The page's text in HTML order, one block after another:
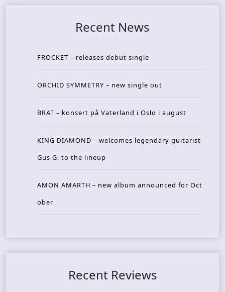
Recent News
FROCKET – releases debut single
ORCHID SYMMETRY – new single out
BRAT – konsert på Vaterland i Oslo i august
KING DIAMOND – welcomes legendary guitarist
Gus G. to the lineup
AMON AMARTH – new album announced for Oct
ober
Recent Reviews